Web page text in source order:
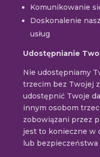
Komunikowanie
Doskonalenie
usług
Udostępnianie
Nie udostępniamy
trzecim bez Twojej
udostępnić Twoje
innym osobom
zobowiązani przez
jest to konieczne w
lub